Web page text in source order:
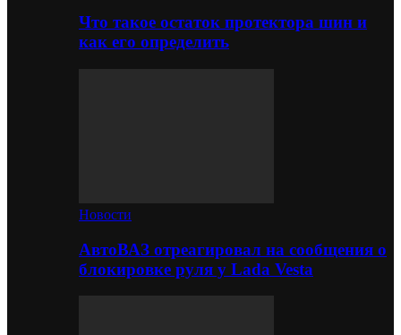
Что такое остаток протектора шин и
как его определить
Новости
АвтоВАЗ отреагировал на сообщения о
блокировке руля у Lada Vesta